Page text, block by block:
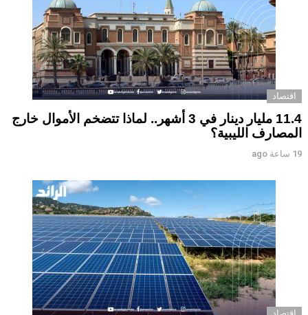
اقتصاد
11.4 مليار دينار في 3 أشهر.. لماذا تتضخم الأموال خارج
المصارف الليبية؟
19 ساعة ago